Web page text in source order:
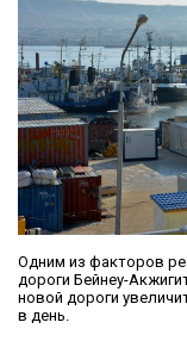
Одним из факторов
дороги Бейнеу-
новой дороги
в день.